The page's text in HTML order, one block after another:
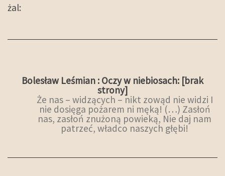
żal:
Bolesław Leśmian : Oczy w niebiosach: [brak
strony]
Że nas – widzących – nikt zowąd nie widzi I
nie dosięga pożarem ni męką! (…) Zasłoń
nas, zasłoń znużoną powieką, Nie daj nam
patrzeć, władco naszych głębi!